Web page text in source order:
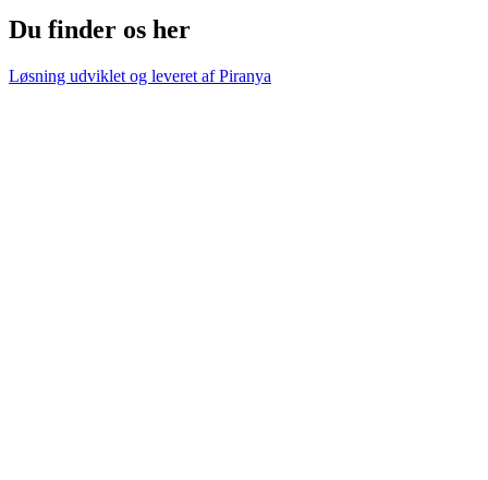
Du finder os her
Løsning udviklet og leveret afPiranya